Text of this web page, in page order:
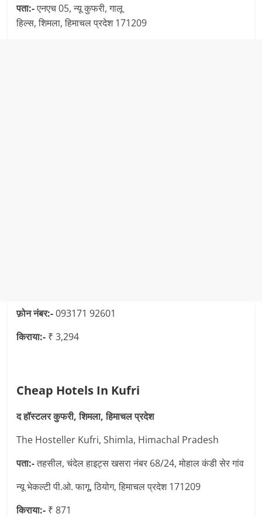
पता:-एनएच 05, न्यू कुफरी, गालू
हिल्स, शिमला, हिमाचल प्रदेश 171209
फ़ोन नंबर:-093171 92601
किराया:- ₹ 3,294
Cheap Hotels In Kufri
द हॉस्टलर कुफरी, शिमला, हिमाचल प्रदेश
The Hosteller Kufri, Shimla, Himachal Pradesh
पता:-तहसील, चंदेल हाइट्स खसरा नंबर 68/24, मोहाल कंडी सेर गांव
न्यू भेकल्टी पी.ओ. फागू, ठियोग, हिमाचल प्रदेश 171209
किराया:- ₹ 871